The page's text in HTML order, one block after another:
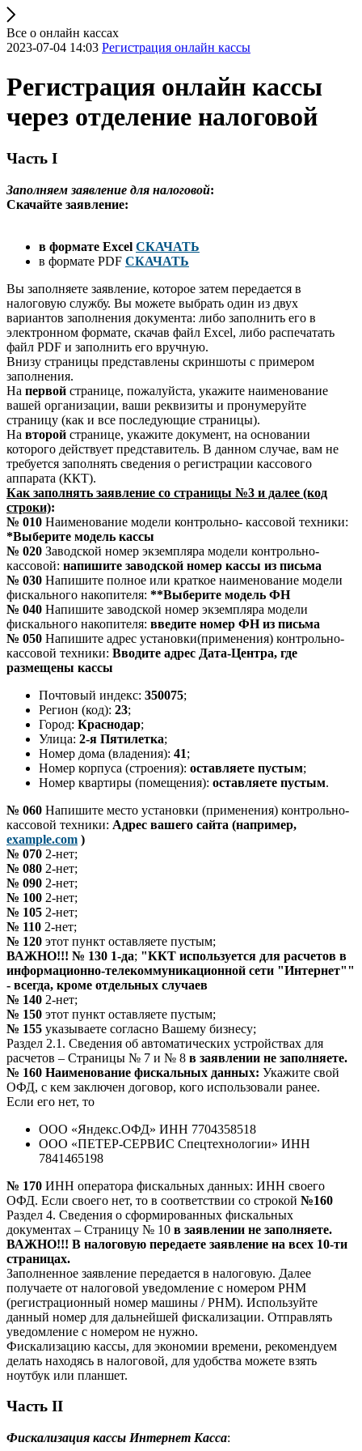
Все о онлайн кассах
2023-07-04 14:03 Регистрация онлайн кассы
Регистрация онлайн кассы
через отделение налоговой
Часть I
Заполняем заявление для налоговой:
Скачайте заявление:
в формате Excel СКАЧАТЬ
в формате PDF СКАЧАТЬ
Вы заполняете заявление, которое затем передается в
налоговую службу. Вы можете выбрать один из двух
вариантов заполнения документа: либо заполнить его в
электронном формате, скачав файл Excel, либо распечатать
файл PDF и заполнить его вручную.
Внизу страницы представлены скриншоты с примером
заполнения.
На первой странице, пожалуйста, укажите наименование
вашей организации, ваши реквизиты и пронумеруйте
страницу (как и все последующие страницы).
На второй странице, укажите документ, на основании
которого действует представитель. В данном случае, вам не
требуется заполнять сведения о регистрации кассового
аппарата (ККТ).
Как заполнять заявление со страницы №3 и далее (код
строки):
№ 010 Наименование модели контрольно- кассовой техники:
*Выберите модель кассы
№ 020 Заводской номер экземпляра модели контрольно-
кассовой: напишите заводской номер кассы из письма
№ 030 Напишите полное или краткое наименование модели
фискального накопителя: **Выберите модель ФН
№ 040 Напишите заводской номер экземпляра модели
фискального накопителя: введите номер ФН из письма
№ 050 Напишите адрес установки(применения) контрольно-
кассовой техники: Вводите адрес Дата-Центра, где
размещены кассы
Почтовый индекс: 350075;
Регион (код): 23;
Город: Краснодар;
Улица: 2-я Пятилетка;
Номер дома (владения): 41;
Номер корпуса (строения): оставляете пустым;
Номер квартиры (помещения): оставляете пустым.
№ 060 Напишите место установки (применения) контрольно-
кассовой техники: Адрес вашего сайта (например,
example.com )
№ 070 2-нет;
№ 080 2-нет;
№ 090 2-нет;
№ 100 2-нет;
№ 105 2-нет;
№ 110 2-нет;
№ 120 этот пункт оставляете пустым;
ВАЖНО!!! № 130 1-да; "ККТ используется для расчетов в
информационно-телекоммуникационной сети "Интернет""
- всегда, кроме отдельных случаев
№ 140 2-нет;
№ 150 этот пункт оставляете пустым;
№ 155 указываете согласно Вашему бизнесу;
Раздел 2.1. Сведения об автоматических устройствах для
расчетов – Страницы № 7 и № 8 в заявлении не заполняете.
№ 160 Наименование фискальных данных: Укажите свой
ОФД, с кем заключен договор, кого использовали ранее.
Если его нет, то
ООО «Яндекс.ОФД» ИНН 7704358518
ООО «ПЕТЕР-СЕРВИС Спецтехнологии» ИНН
7841465198
№ 170 ИНН оператора фискальных данных: ИНН своего
ОФД. Если своего нет, то в соответствии со строкой №160
Раздел 4. Сведения о сформированных фискальных
документах – Страницу № 10 в заявлении не заполняете.
ВАЖНО!!! В налоговую передаете заявление на всех 10-ти
страницах.
Заполненное заявление передается в налоговую. Далее
получаете от налоговой уведомление с номером РНМ
(регистрационный номер машины / РНМ). Используйте
данный номер для дальнейшей фискализации. Отправлять
уведомление с номером не нужно.
Фискализацию кассы, для экономии времени, рекомендуем
делать находясь в налоговой, для удобства можете взять
ноутбук или планшет.
Часть II
Фискализация кассы Интернет Касса: